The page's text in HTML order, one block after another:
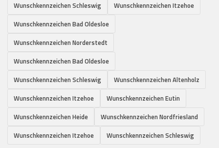
Wunschkennzeichen Schleswig
Wunschkennzeichen Itzehoe
Wunschkennzeichen Bad Oldesloe
Wunschkennzeichen Norderstedt
Wunschkennzeichen Bad Oldesloe
Wunschkennzeichen Schleswig
Wunschkennzeichen Altenholz
Wunschkennzeichen Itzehoe
Wunschkennzeichen Eutin
Wunschkennzeichen Heide
Wunschkennzeichen Nordfriesland
Wunschkennzeichen Itzehoe
Wunschkennzeichen Schleswig